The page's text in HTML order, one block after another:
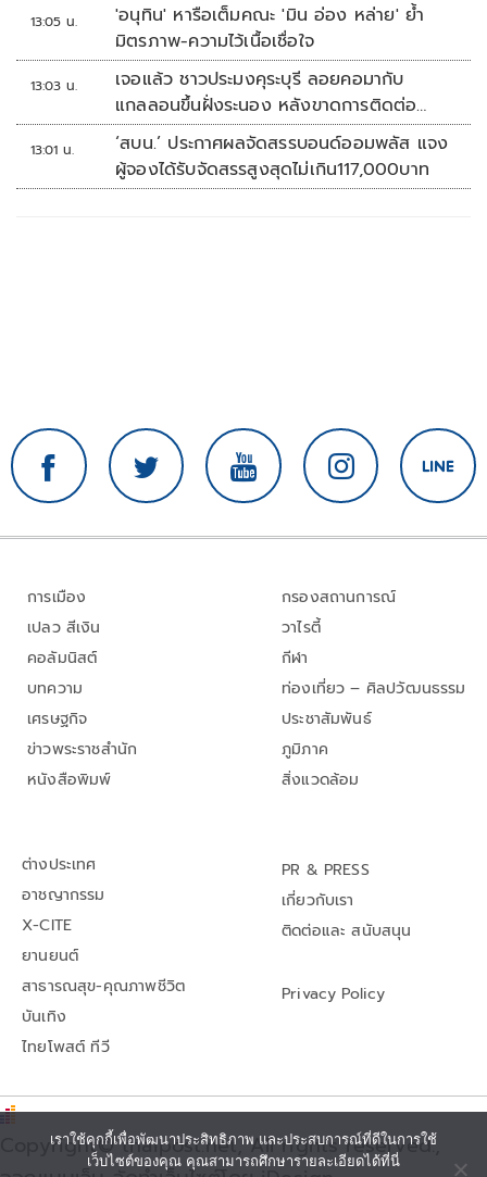
13:05 น.
'อนุทิน' หารือเต็มคณะ 'มิน อ่อง หล่าย' ย้ำ
มิตรภาพ-ความไว้เนื้อเชื่อใจ
13:03 น.
เจอแล้ว ชาวประมงคุระบุรี ลอยคอมากับ
แกลลอนขึ้นฝั่งระนอง หลังขาดการติดต่อ
หลายวัน
13:01 น.
‘สบน.’ ประกาศผลจัดสรรบอนด์ออมพลัส แจง
ผู้จองได้รับจัดสรรสูงสุดไม่เกิน117,000บาท
การเมือง
เปลว สีเงิน
คอลัมนิสต์
บทความ
เศรษฐกิจ
ข่าวพระราชสำนัก
หนังสือพิมพ์
กรองสถานการณ์
วาไรตี้
กีฬา
ท่องเที่ยว – ศิลปวัฒนธรรม
ประชาสัมพันธ์
ภูมิภาค
สิ่งแวดล้อม
ต่างประเทศ
อาชญากรรม
X-CITE
ยานยนต์
สาธารณสุข-คุณภาพชีวิต
บันเทิง
ไทยโพสต์ ทีวี
PR & PRESS
เกี่ยวกับเรา
ติดต่อและ สนับสนุน
Privacy Policy
Copyright© thaipost.net, All rights reserved.,
เราใช้คุกกี้เพื่อพัฒนาประสิทธิภาพ และประสบการณ์ที่ดีในการใช้
เว็บไซต์ของคุณ คุณสามารถศึกษารายละเอียดได้ที่นี่